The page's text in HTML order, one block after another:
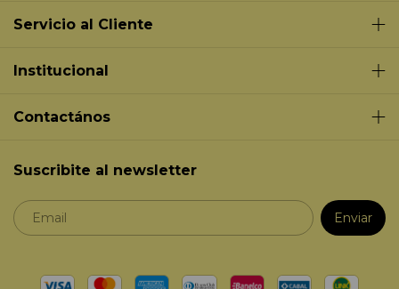
Servicio al Cliente
Institucional
Contactános
Suscribite al newsletter